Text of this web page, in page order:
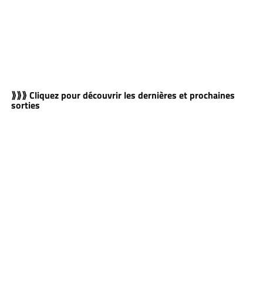
⟫⟫⟫ Cliquez pour découvrir les dernières et prochaines
sorties